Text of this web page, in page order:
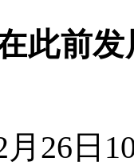
此前
日10